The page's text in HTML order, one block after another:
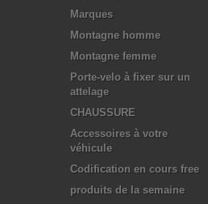
Marques
Montagne homme
Montagne femme
Porte-velo à fixer sur un
attelage
CHAUSSURE
Accessoires à votre
véhicule
Codification en cours free
produits de la semaine